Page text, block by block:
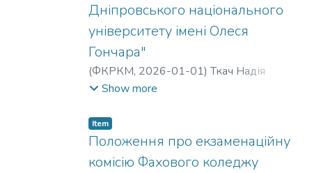
Дніпровського національного
університету імені Олеся
Гончара"
(ФКРКМ, 2026-01-01)Ткач Надія
Станіславівна
Тимофійович
Олександрівна
Show more
Item
Положення про екзаменаційну
комісію Фахового коледжу